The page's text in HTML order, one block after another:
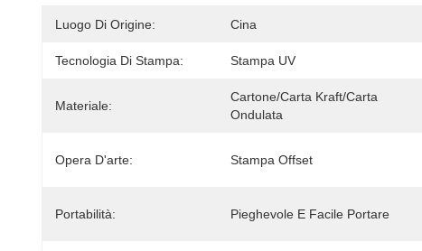
Luogo Di Origine: Cina
Tecnologia Di Stampa: Stampa UV
Materiale:
Cartone/Carta Kraft/Carta
Ondulata
Opera D'arte: Stampa Offset
Portabilità: Pieghevole E Facile Portare